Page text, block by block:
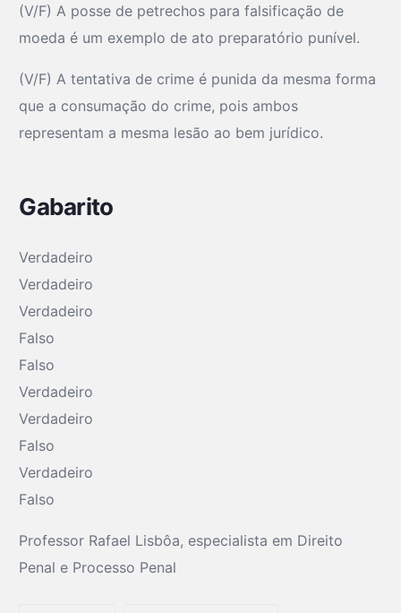
(V/F) A posse de petrechos para falsificação de
moeda é um exemplo de ato preparatório punível.
(V/F) A tentativa de crime é punida da mesma forma
que a consumação do crime, pois ambos
representam a mesma lesão ao bem jurídico.
Gabarito
Verdadeiro
Verdadeiro
Verdadeiro
Falso
Falso
Verdadeiro
Verdadeiro
Falso
Verdadeiro
Falso
Professor Rafael Lisbôa, especialista em Direito
Penal e Processo Penal